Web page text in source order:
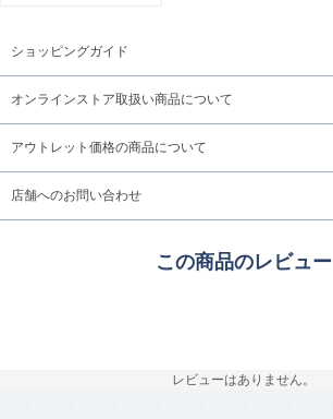
ショッピングガイド
オンラインストア取扱い商品について
アウトレット価格の商品について
店舗へのお問い合わせ
この商品のレビュー
レビューはありません。